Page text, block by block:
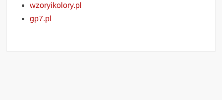
wzoryikolory.pl
gp7.pl